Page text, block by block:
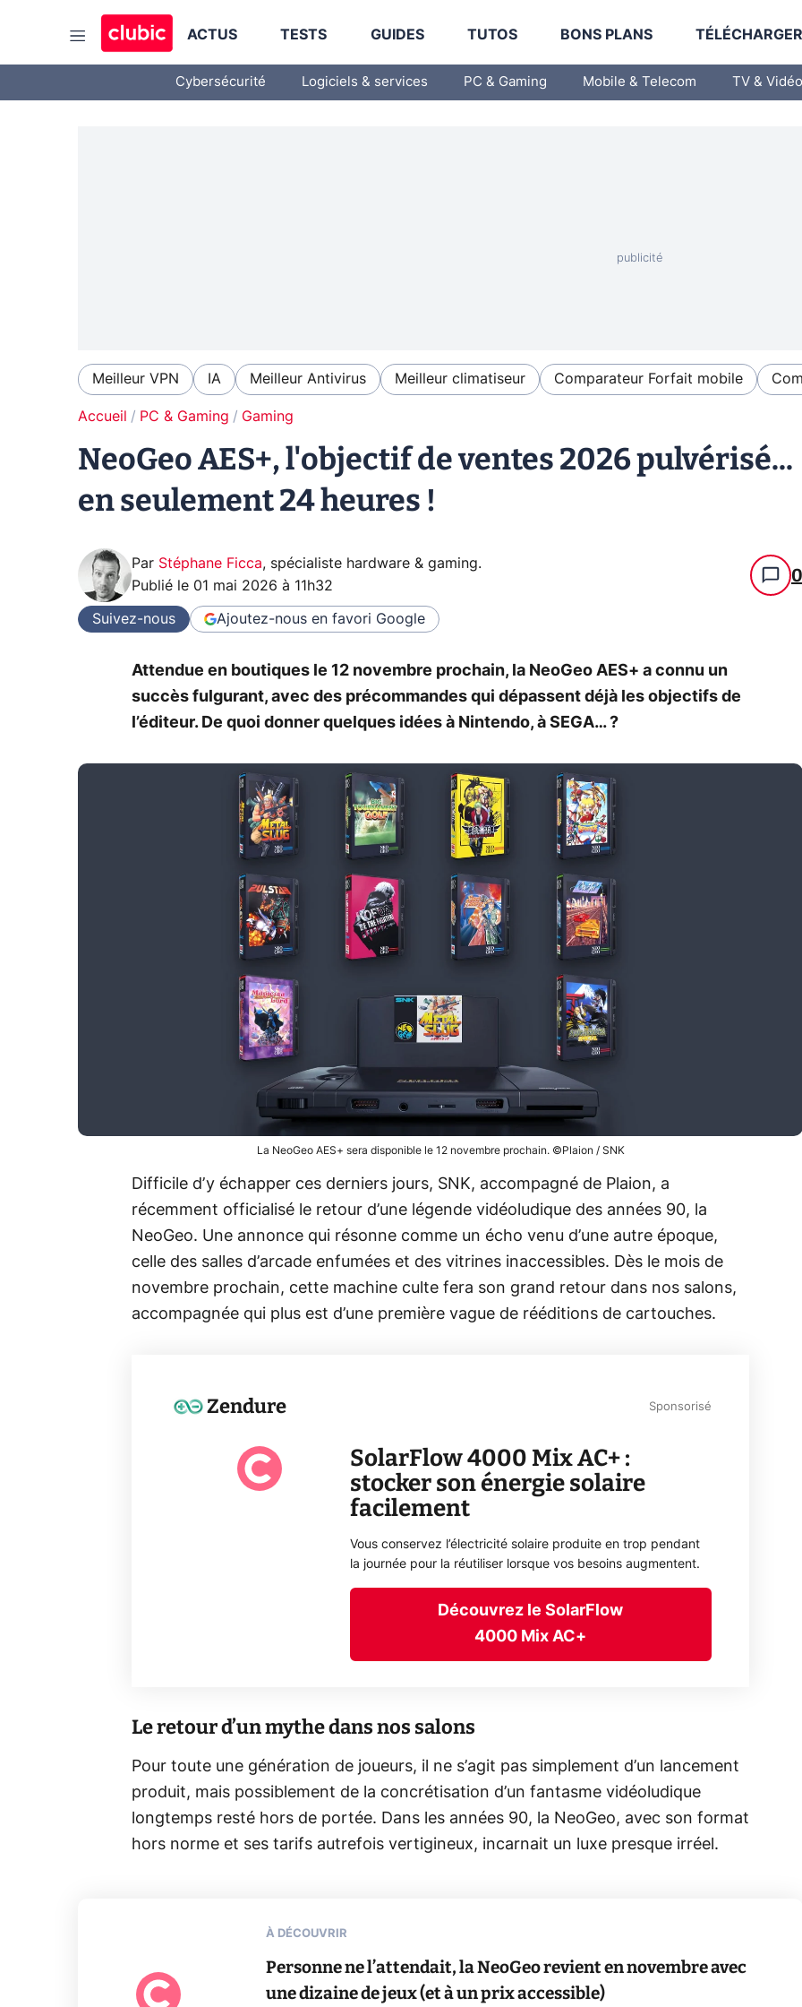
ACTUS TESTS GUIDES TUTOS BONS PLANS
Cybersécurité Logiciels & services PC & Gaming Mobile & Telecom TV & Vidéo
Meilleur VPN IA Meilleur Antivirus Meilleur climatiseur Comparateur Forfait mobile
Accueil PC & Gaming Gaming
NeoGeo AES+, l'objectif de ventes 2026 pulvérisé...
en seulement 24 heures !
Par Stéphane Ficca, spécialiste hardware & gaming.
Publié le 01 mai 2026 à 11h32 0
Suivez-nous Ajoutez-nous en favori Google
Attendue en boutiques le 12 novembre prochain, la NeoGeo AES+ a connu un
succès fulgurant, avec des précommandes qui dépassent déjà les objectifs de
l’éditeur. De quoi donner quelques idées à Nintendo, à SEGA… ?
La NeoGeo AES+ sera disponible le 12 novembre prochain. ©Plaion / SNK
Difficile d’y échapper ces derniers jours, SNK, accompagné de Plaion, a
récemment officialisé le retour d’une légende vidéoludique des années 90, la
NeoGeo. Une annonce qui résonne comme un écho venu d’une autre époque,
celle des salles d’arcade enfumées et des vitrines inaccessibles. Dès le mois de
novembre prochain, cette machine culte fera son grand retour dans nos salons,
accompagnée qui plus est d’une première vague de rééditions de cartouches.
Zendure Sponsorisé
SolarFlow 4000 Mix AC+ :
stocker son énergie solaire
facilement
Vous conservez l’électricité solaire produite en trop pendant
la journée pour la réutiliser lorsque vos besoins augmentent.
Découvrez le SolarFlow
4000 Mix AC+
Le retour d’un mythe dans nos salons
Pour toute une génération de joueurs, il ne s’agit pas simplement d’un lancement
produit, mais possiblement de la concrétisation d’un fantasme vidéoludique
longtemps resté hors de portée. Dans les années 90, la NeoGeo, avec son format
hors norme et ses tarifs autrefois vertigineux, incarnait un luxe presque irréel.
À DÉCOUVRIR
Personne ne l’attendait, la NeoGeo revient en novembre avec
une dizaine de jeux (et à un prix accessible)